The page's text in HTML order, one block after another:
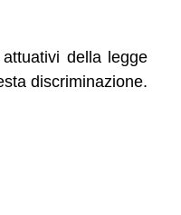
della legge
discriminazione.